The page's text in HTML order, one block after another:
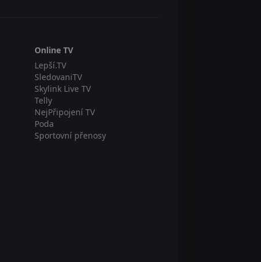
Online TV
Lepší.TV
SledovaniTV
Skylink Live TV
Telly
NejPřipojení TV
Poda
Sportovní přenosy